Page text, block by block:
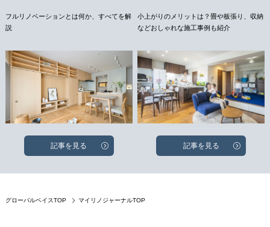
フルリノベーションとは何か、すべてを解
説
記事を見る
小上がりのメリットは？畳や板張り、収納
などおしゃれな施工事例も紹介
記事を見る
グローバルベイスTOP マイリノジャーナルTOP